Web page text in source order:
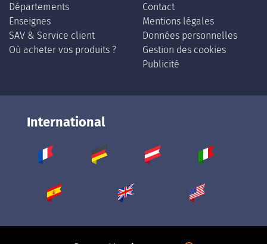
Départements
Enseignes
SAV & Service client
Où acheter vos produits ?
Contact
Mentions légales
Données personnelles
Gestion des cookies
Publicité
International